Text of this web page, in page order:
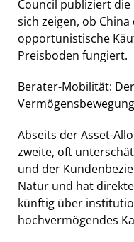
Council publiziert
sich zeigen, ob
opportunistische
Preisboden fungiert.
Berater-Mobilität:
Vermögensbewegung
Abseits der Asset-
zweite, oft
und der
Natur und hat
künftig über
hochvermögendes